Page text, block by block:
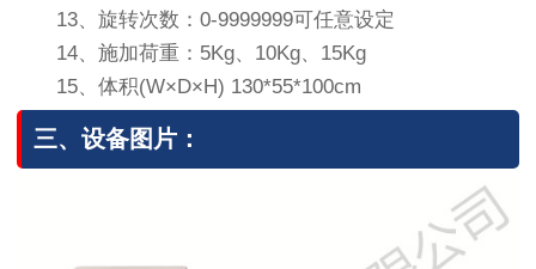
13、旋转次数：0-9999999可任意设定
14、施加荷重：5Kg、10Kg、15Kg
15、体积(W×D×H) 130*55*100cm
三、设备图片：